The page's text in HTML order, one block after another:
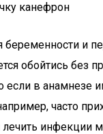
канефрон
и
обойтись без
если в анамнезе
часто
лечить инфекции